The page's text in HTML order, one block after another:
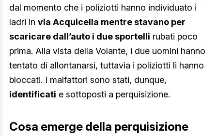
dal momento che i poliziotti hanno individuato i
ladri in via Acquicella mentre stavano per
scaricare dall’auto i due sportelli rubati poco
prima. Alla vista della Volante, i due uomini hanno
tentato di allontanarsi, tuttavia i poliziotti li hanno
bloccati. I malfattori sono stati, dunque,
identificati e sottoposti a perquisizione.
Cosa emerge della perquisizione